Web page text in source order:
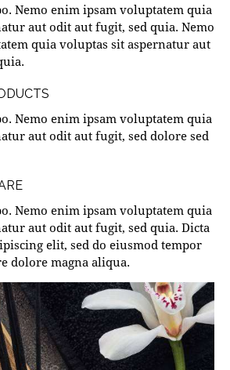
Nemo enim ipsam voluptatem quia
aut odit aut fugit, sed quia. Nemo
quia voluptas sit aspernatur aut
Nemo enim ipsam voluptatem quia
aut odit aut fugit, sed dolore sed
Nemo enim ipsam voluptatem quia
aut odit aut fugit, sed quia. Dicta
elit, sed do eiusmod tempor
dolore magna aliqua.